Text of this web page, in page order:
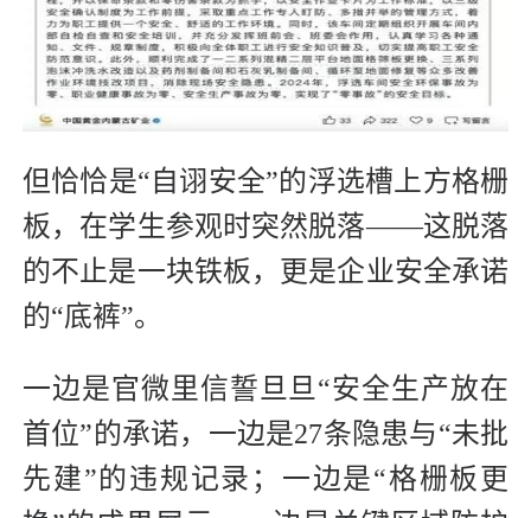
但恰恰是“自诩安全”的浮选槽上方格栅
板，在学生参观时突然脱落——这脱落
的不止是一块铁板，更是企业安全承诺
的“底裤”。
一边是官微里信誓旦旦“安全生产放在
首位”的承诺，一边是27条隐患与“未批
先建”的违规记录；一边是“格栅板更